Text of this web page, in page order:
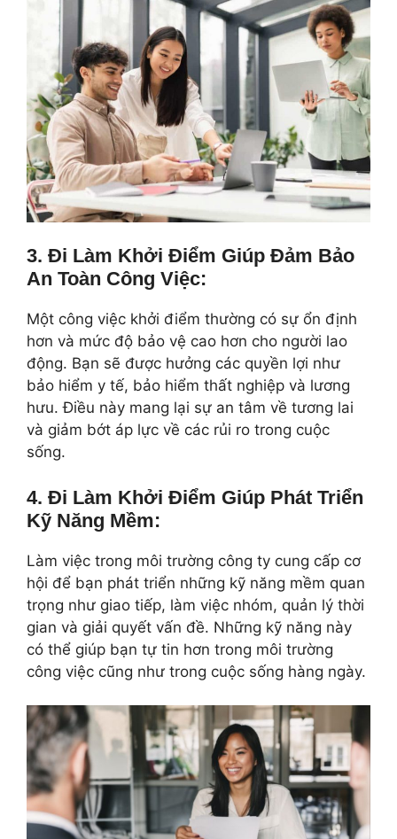
3. Đi Làm Khởi Điểm Giúp Đảm Bảo
An Toàn Công Việc:
Một công việc khởi điểm thường có sự ổn định
hơn và mức độ bảo vệ cao hơn cho người lao
động. Bạn sẽ được hưởng các quyền lợi như
bảo hiểm y tế, bảo hiểm thất nghiệp và lương
hưu. Điều này mang lại sự an tâm về tương lai
và giảm bớt áp lực về các rủi ro trong cuộc
sống.
4. Đi Làm Khởi Điểm Giúp Phát Triển
Kỹ Năng Mềm:
Làm việc trong môi trường công ty cung cấp cơ
hội để bạn phát triển những kỹ năng mềm quan
trọng như giao tiếp, làm việc nhóm, quản lý thời
gian và giải quyết vấn đề. Những kỹ năng này
có thể giúp bạn tự tin hơn trong môi trường
công việc cũng như trong cuộc sống hàng ngày.